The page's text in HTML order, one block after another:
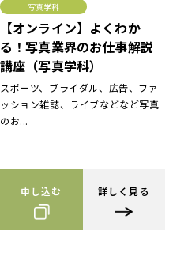
写真学科
【オンライン】よくわか
る！写真業界のお仕事解説
講座（写真学科）
スポーツ、ブライダル、広告、ファ
ッション雑誌、ライブなどなど写真
のお...
申し込む 詳しく見る